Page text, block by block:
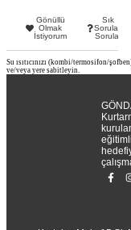
Gönüllü
Olmak
İstiyorum
Sık
Sorulan
Sorular
Su ısıtıcınızı (kombi/termosifon/
ve/veya yere sabitleyin.